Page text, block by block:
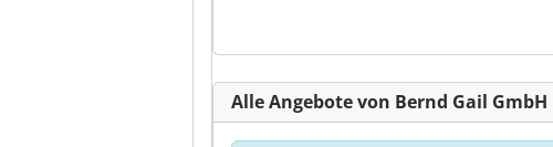
Alle Angebote von Bernd Gail GmbH